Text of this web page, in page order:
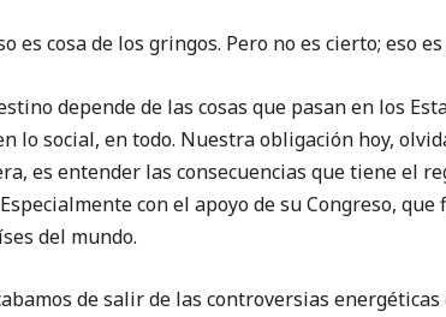
es cosa de los gringos. Pero no es cierto; eso
depende de las cosas que pasan en los
lo social, en todo. Nuestra obligación hoy,
es entender las consecuencias que tiene el
con el apoyo de su Congreso,
del mundo.
de salir de las controversias